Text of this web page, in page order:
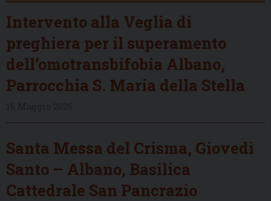
Intervento alla Veglia di
preghiera per il superamento
dell’omotransbifobia Albano,
Parrocchia S. Maria della Stella
Santa Messa del Crisma, Giovedì
Santo – Albano, Basilica
Cattedrale San Pancrazio